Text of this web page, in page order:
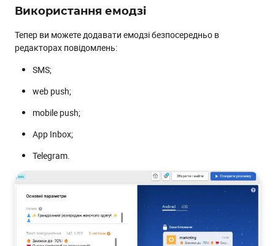
Оптимізація відображення компонентів
Використання Data Layer
Сегментація
Розширені можливості сегментації за регулярними
API
Вдосконалення логіки ресурсу Add/update contacts
Інші оновлення
Підтримка посилань, що ведуть до мобільного
застосунку
Використання емодзі
Тепер ви можете додавати емодзі безпосередньо в
редакторах повідомлень:
SMS;
web push;
mobile push;
App Inbox;
Telegram.